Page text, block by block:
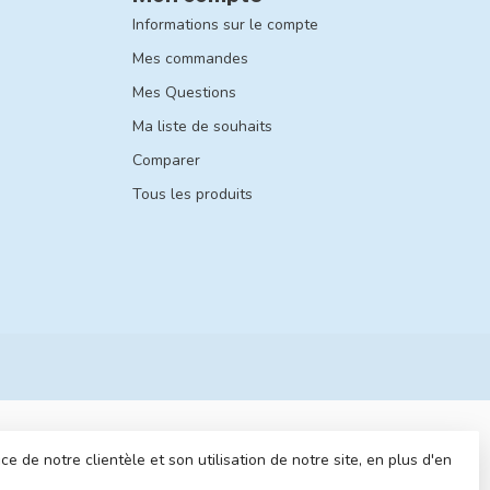
Informations sur le compte
Mes commandes
Mes Questions
Ma liste de souhaits
Comparer
Tous les produits
de notre clientèle et son utilisation de notre site, en plus d'en